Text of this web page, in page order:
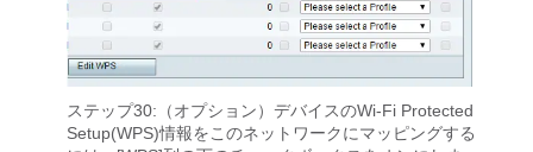
ステップ30:（オプション）デバイスのWi-Fi Protected
Setup(WPS)情報をこのネットワークにマッピングする